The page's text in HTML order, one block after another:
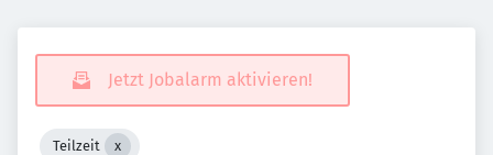
Jetzt Jobalarm aktivieren!
Teilzeit